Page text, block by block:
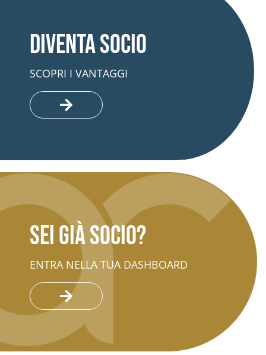
Diventa socio
SCOPRI I VANTAGGI
Sei già socio?
ENTRA NELLA TUA DASHBOARD